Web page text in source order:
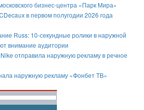
бизнес-центра «Парк Мира»
в первом полугодии 2026 года
Russ: 10-секундные ролики в наружной
внимание аудитории
отправила наружную рекламу в речное
наружную рекламу «Фонбет ТВ»